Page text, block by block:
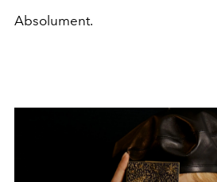
Absolument.